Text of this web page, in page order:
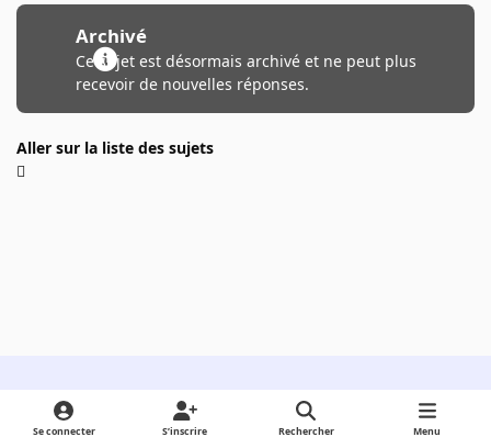
Archivé
Ce sujet est désormais archivé et ne peut plus
recevoir de nouvelles réponses.
Aller sur la liste des sujets
Light ModeDark ModeSystem Preference
Se connecter S’inscrire Rechercher Menu